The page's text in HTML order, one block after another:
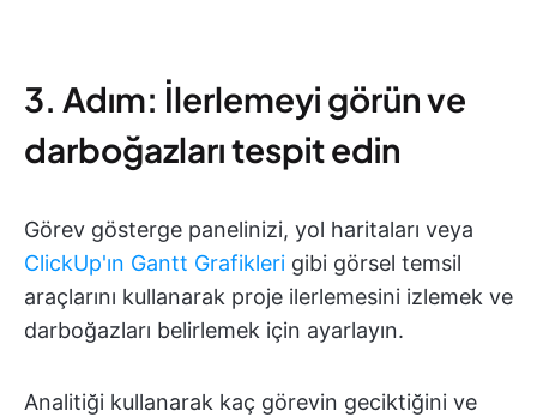
3. Adım: İlerlemeyi görün ve
darboğazları tespit edin
Görev gösterge panelinizi, yol haritaları veya
ClickUp'ın Gantt Grafikleri gibi görsel temsil
araçlarını kullanarak proje ilerlemesini izlemek ve
darboğazları belirlemek için ayarlayın.
Analitiği kullanarak kaç görevin geciktiğini ve